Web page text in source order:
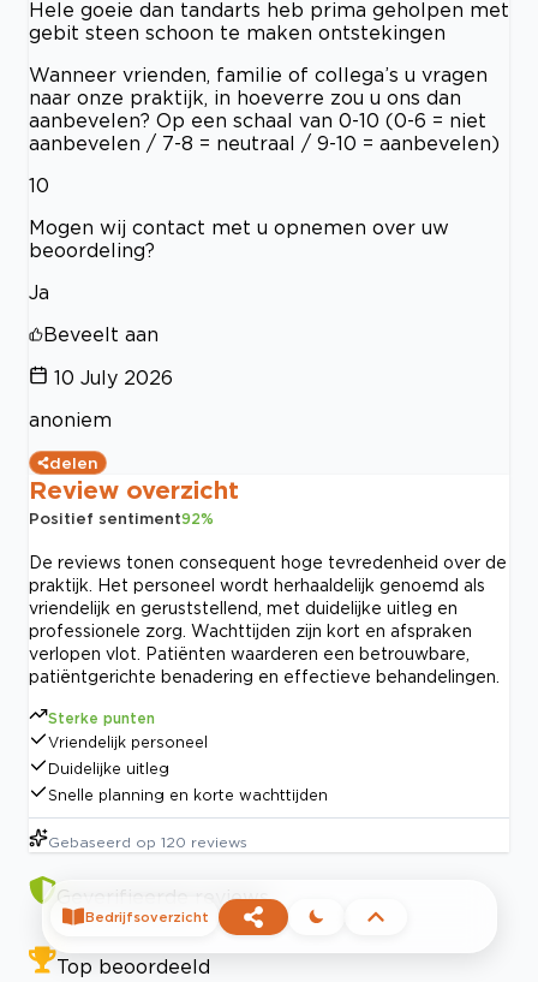
Hele goeie dan tandarts heb prima geholpen met
gebit steen schoon te maken ontstekingen
Wanneer vrienden, familie of collega’s u vragen
naar onze praktijk, in hoeverre zou u ons dan
aanbevelen? Op een schaal van 0-10 (0-6 = niet
aanbevelen / 7-8 = neutraal / 9-10 = aanbevelen)
10
Mogen wij contact met u opnemen over uw
beoordeling?
Ja
Beveelt aan
10 July 2026
anoniem
delen
Review overzicht
Positief sentiment92%
De reviews tonen consequent hoge tevredenheid over de
praktijk. Het personeel wordt herhaaldelijk genoemd als
vriendelijk en geruststellend, met duidelijke uitleg en
professionele zorg. Wachttijden zijn kort en afspraken
verlopen vlot. Patiënten waarderen een betrouwbare,
patiëntgerichte benadering en effectieve behandelingen.
Sterke punten
Vriendelijk personeel
Duidelijke uitleg
Snelle planning en korte wachttijden
Gebaseerd op 120 reviews
Geverifieerde reviews
Top beoordeeld
Bedrijfsoverzicht